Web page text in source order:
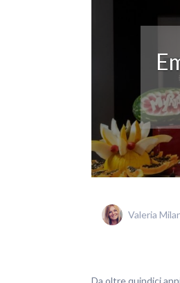
Valeria
Da oltre quindici